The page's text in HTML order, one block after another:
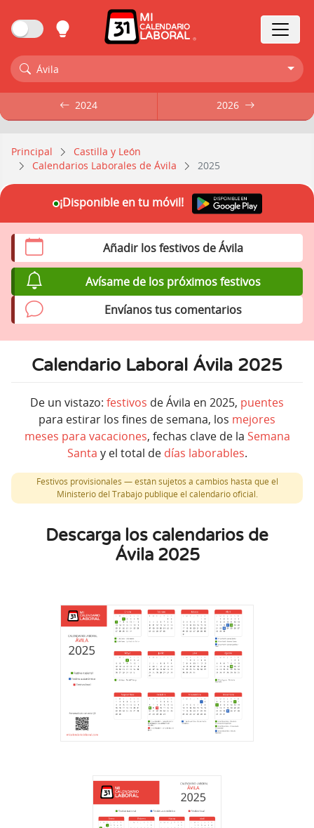
MI
CALENDARIO
LABORAL
Ávila
Principal
Castilla y León
Calendarios Laborales de Ávila
2025
Calendario Laboral Ávila 2025
De un vistazo: festivos de Ávila en 2025, puentes
para estirar los fines de semana, los mejores
meses para vacaciones, fechas clave de la Semana
Santa y el total de días laborables.
Festivos provisionales — están sujetos a cambios hasta que el
Ministerio del Trabajo publique el calendario oficial.
Descarga los calendarios de
Ávila 2025
2024 2026
2024 2026
Añadir los festivos de Ávila
Avísame de los próximos festivos
Envíanos tus comentarios
¡Disponible en tu móvil!